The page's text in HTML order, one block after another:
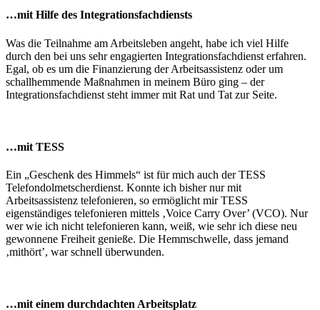
…mit Hilfe des Integrationsfachdiensts
Was die Teilnahme am Arbeitsleben angeht, habe ich viel Hilfe
durch den bei uns sehr engagierten Integrationsfachdienst erfahren.
Egal, ob es um die Finanzierung der Arbeitsassistenz oder um
schallhemmende Maßnahmen in meinem Büro ging – der
Integrationsfachdienst steht immer mit Rat und Tat zur Seite.
…mit TESS
Ein „Geschenk des Himmels“ ist für mich auch der TESS
Telefondolmetscherdienst. Konnte ich bisher nur mit
Arbeitsassistenz telefonieren, so ermöglicht mir TESS
eigenständiges telefonieren mittels ‚Voice Carry Over’ (VCO). Nur
wer wie ich nicht telefonieren kann, weiß, wie sehr ich diese neu
gewonnene Freiheit genieße. Die Hemmschwelle, dass jemand
‚mithört’, war schnell überwunden.
…mit einem durchdachten Arbeitsplatz